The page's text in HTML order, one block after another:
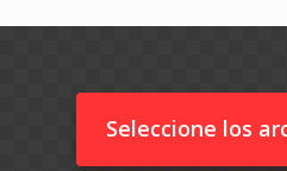
Seleccione los